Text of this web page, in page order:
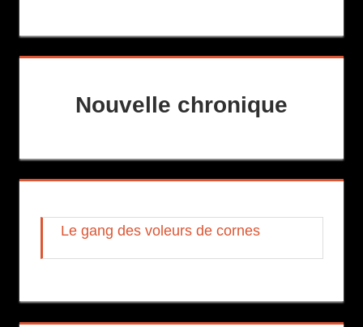
Nouvelle chronique
Le gang des voleurs de cornes